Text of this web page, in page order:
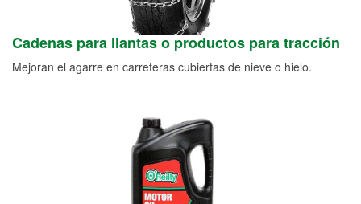
Cadenas para llantas o productos para tracción
Mejoran el agarre en carreteras cubiertas de nieve o hielo.